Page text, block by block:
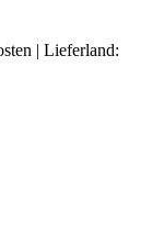
| Lieferland: